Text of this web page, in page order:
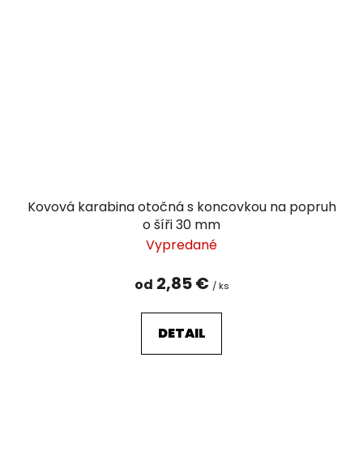
Kovová karabina otočná s koncovkou na popruh
o šíři 30 mm
Vypredané
od 2,85 € / ks
DETAIL